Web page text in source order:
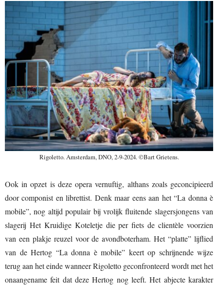
Rigoletto. Amsterdam, DNO, 2-9-2024. ©Bart Grietens.
Ook in opzet is deze opera vernuftig, althans zoals geconcipieerd
door componist en librettist. Denk maar eens aan het “La donna è
mobile”, nog altijd populair bij vrolijk fluitende slagersjongens van
slagerij Het Kruidige Koteletje die per fiets de clientèle voorzien
van een plakje reuzel voor de avondboterham. Het “platte” lijflied
van de Hertog “La donna è mobile” keert op schrijnende wijze
terug aan het einde wanneer Rigoletto geconfronteerd wordt met het
onaangename feit dat deze Hertog nog leeft. Het abjecte karakter